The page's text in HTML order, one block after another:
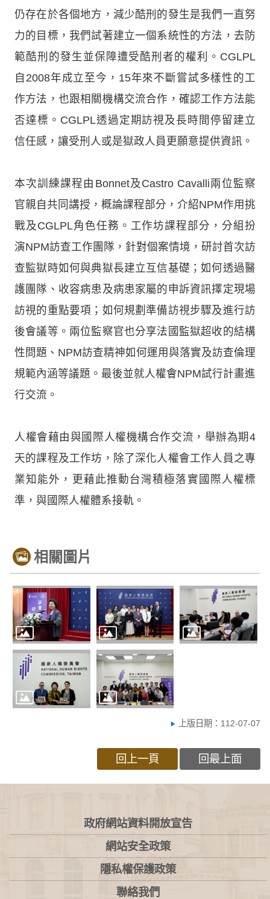
仍存在於各個地方，減少酷刑的發生是我們一直努
力的目標，我們試著建立一個系統性的方法，去防
範酷刑的發生並保障遭受酷刑者的權利。CGLPL
自2008年成立至今，15年來不斷嘗試多樣性的工
作方法，也跟相關機構交流合作，確認工作方法能
否達標。CGLPL透過定期訪視及長時間停留建立
信任感，讓受刑人或是獄政人員更願意提供資訊。
本次訓練課程由Bonnet及Castro Cavalli兩位監察
官親自共同講授，概論課程部分，介紹NPM作用挑
戰及CGLPL角色任務。工作坊課程部分，分組扮
演NPM訪查工作團隊，針對個案情境，研討首次訪
查監獄時如何與典獄長建立互信基礎；如何透過醫
護團隊、收容病患及病患家屬的申訴資訊擇定現場
訪視的重點要項；如何規劃準備訪視步驟及進行訪
後會議等。兩位監察官也分享法國監獄超收的結構
性問題、NPM訪查精神如何運用與落實及訪查倫理
規範內涵等議題。最後並就人權會NPM試行計畫進
行交流。
人權會藉由與國際人權機構合作交流，舉辦為期4
天的課程及工作坊，除了深化人權會工作人員之專
業知能外，更藉此推動台灣積極落實國際人權標
準，與國際人權體系接軌。
相關圖片
上版日期：112-07-07
回上一頁 回最上面
:::
政府網站資料開放宣告
網站安全政策
隱私權保護政策
聯絡我們